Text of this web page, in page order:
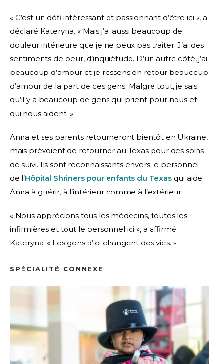
« C’est un défi intéressant et passionnant d’être ici », a
déclaré Kateryna. « Mais j’ai aussi beaucoup de
douleur intérieure que je ne peux pas traiter. J’ai des
sentiments de peur, d’inquiétude. D’un autre côté, j’ai
beaucoup d’amour et je ressens en retour beaucoup
d’amour de la part de ces gens. Malgré tout, je sais
qu’il y a beaucoup de gens qui prient pour nous et
qui nous aident. »
Anna et ses parents retourneront bientôt en Ukraine,
mais prévoient de retourner au Texas pour des soins
de suivi. Ils sont reconnaissants envers le personnel
de l’Hôpital Shriners pour enfants du Texas qui aide
Anna à guérir, à l’intérieur comme à l’extérieur.
« Nous apprécions tous les médecins, toutes les
infirmières et tout le personnel ici », a affirmé
Kateryna. « Les gens d’ici changent des vies. »
SPÉCIALITÉ CONNEXE